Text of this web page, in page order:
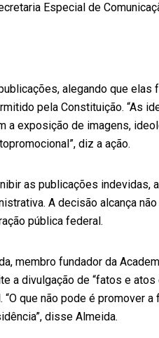
Especial de
alegando que elas
pela Constituição. “As
a exposição de imagens,
diz a ação.
as publicações indevidas,
A decisão alcança
pública federal.
membro fundador da
a divulgação de “fatos e
que não pode é promover a
disse Almeida.